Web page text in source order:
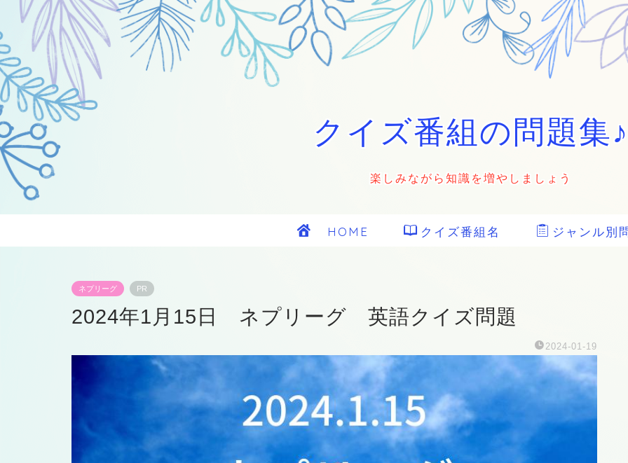
クイズ番組の問題集
楽しみながら知識を増やしましょう
HOME クイズ番組名 ジャンル別
ネプリーグ PR
2024年1月15日 ネプリーグ 英語クイズ問題
2024-01-19